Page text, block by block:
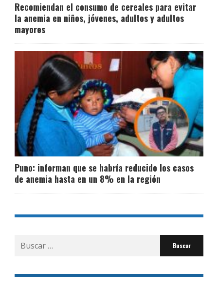
Recomiendan el consumo de cereales para evitar
la anemia en niños, jóvenes, adultos y adultos
mayores
Puno: informan que se habría reducido los casos
de anemia hasta en un 8% en la región
Buscar
por: